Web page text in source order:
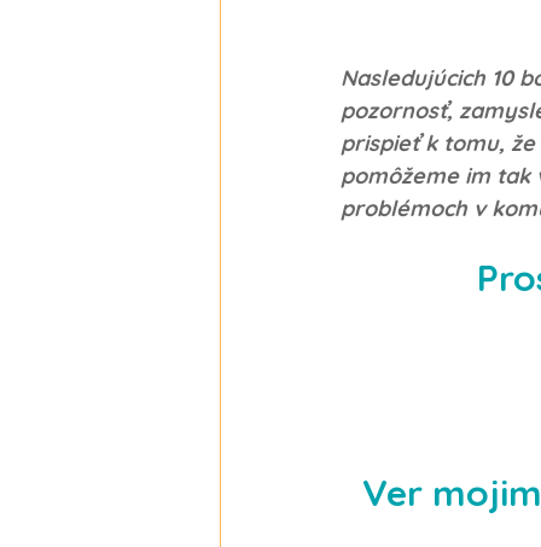
Nasledujúcich 10
pozornosť,
prispieť k tomu,
pomôžeme im
problémoch v
Ver